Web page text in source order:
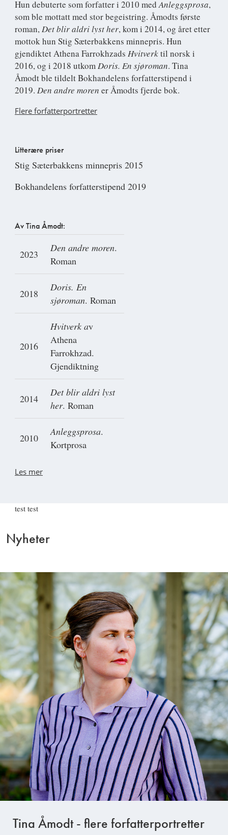
Hun debuterte som forfatter i 2010 medAnleggsprosa,
som ble mottatt med stor begeistring. Åmodts første
roman,Det blir aldri lyst her, kom i 2014, og året etter
mottok hun Stig Sæterbakkens minnepris. Hun
gjendiktet Athena Farrokhzads Hvitverktil norsk i
2016, og i 2018 utkomDoris. En sjøroman. Tina
Åmodt ble tildelt Bokhandelens forfatterstipend i
2019. Den andre moren er Åmodts fjerde bok.
Flere forfatterportretter
Litterære priser
Stig Sæterbakkens minnepris 2015
Bokhandelens forfatterstipend 2019
Av Tina Åmodt:
2023
Den andre moren.
Roman
2018
Doris. En
sjøroman. Roman
2016
Hvitverk av
Athena
Farrokhzad.
Gjendiktning
2014
Det blir aldri lyst
her. Roman
2010
Anleggsprosa.
Kortprosa
Les mer
test test
Nyheter
Tina Åmodt - flere forfatterportretter